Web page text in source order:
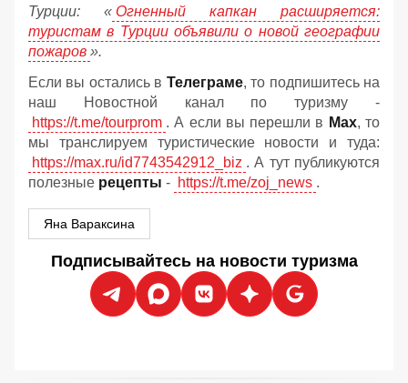
Турции: « Огненный капкан расширяется:
туристам в Турции объявили о новой географии
пожаров ».
Если вы остались в Телеграме, то подпишитесь на
наш Новостной канал по туризму -
https://t.me/tourprom . А если вы перешли в Мах, то
мы транслируем туристические новости и туда:
https://max.ru/id7743542912_biz . А тут публикуются
полезные рецепты - https://t.me/zoj_news .
Яна Вараксина
Подписывайтесь на новости туризма